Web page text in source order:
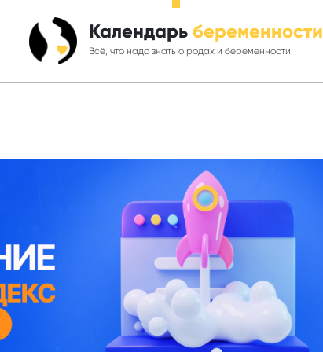
Календарь беременности
Всё, что надо знать о родах и беременности